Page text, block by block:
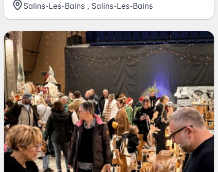
Salins-Les-Bains , Salins-Les-Bains